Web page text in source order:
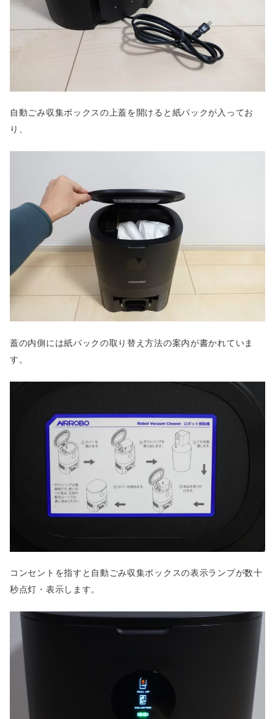
自動ごみ収集ボックスの上蓋を開けると紙パックが入ってお
り、
蓋の内側には紙パックの取り替え方法の案内が書かれていま
す。
コンセントを指すと自動ごみ収集ボックスの表示ランプが数十
秒点灯・表示します。